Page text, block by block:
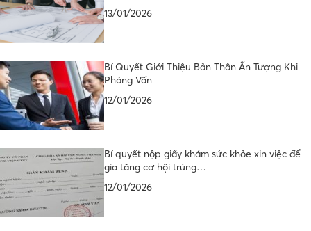
13/01/2026
Bí Quyết Giới Thiệu Bản Thân Ấn Tượng Khi
Phỏng Vấn
12/01/2026
Bí quyết nộp giấy khám sức khỏe xin việc để
gia tăng cơ hội trúng…
12/01/2026